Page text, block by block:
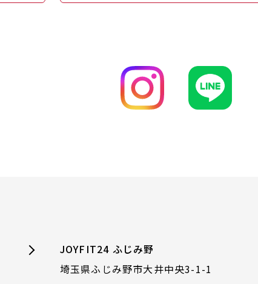
JOYFIT24 ふじみ野
埼玉県ふじみ野市大井中央3-1-1